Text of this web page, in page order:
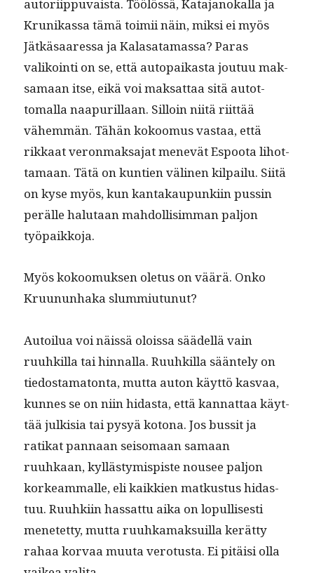
autori­ip­pu­vaista. Töölössä, Kata­janokalla ja
Krunikas­sa tämä toimii näin, mik­si ei myös
Jätkäsaa­res­sa ja Kalasa­ta­mas­sa? Paras
valikoin­ti on se, että autopaikas­ta joutuu mak­
samaan itse, eikä voi mak­sat­taa sitä autot­
toma­l­la naa­puril­laan. Sil­loin niitä riit­tää
vähem­män. Tähän kokoomus vas­taa, että
rikkaat veron­mak­sa­jat menevät Espoo­ta lihot­
ta­maan. Tätä on kun­tien väli­nen kil­pailu. Siitä
on kyse myös, kun kan­takaupunki­in pussin
perälle halu­taan mah­dol­lisim­man paljon
työpaikkoja.
Myös kokoomuk­sen ole­tus on väärä. Onko
Kru­u­nun­haka slummiutunut?
Autoilua voi näis­sä olois­sa säädel­lä vain
ruuhkil­la tai hin­nal­la. Ruuhkil­la sään­te­ly on
tiedostam­a­ton­ta, mut­ta auton käyt­tö kas­vaa,
kunnes se on niin hidas­ta, että kan­nat­taa käyt­
tää julk­isia tai pysyä kotona. Jos bus­sit ja
ratikat pan­naan sei­so­maan samaan
ruuhkaan, kyl­lästymispiste nousee paljon
korkeam­malle, eli kaikkien matkus­tus hidas­
tuu. Ruuhki­in has­sat­tu aika on lop­ullis­es­ti
menetet­ty, mut­ta ruuhka­mak­suil­la kerät­ty
rahaa kor­vaa muu­ta vero­tus­ta. Ei pitäisi olla